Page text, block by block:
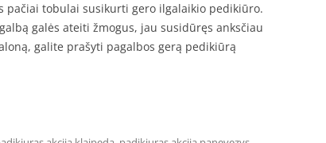
tobulai susikurti gero ilgalaikio pedikiūro.
galės ateiti žmogus, jau susidūręs anksčiau
galite prašyti pagalbos gerą pedikiūrą